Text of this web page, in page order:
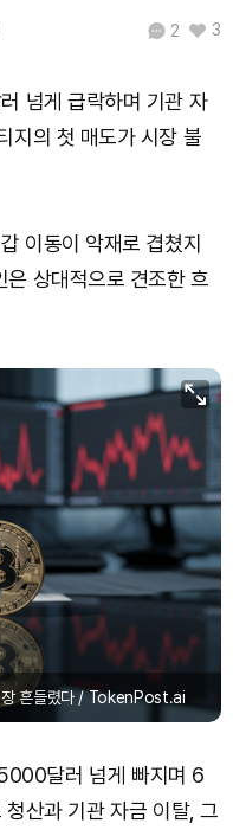
₩98.08(-1.39%)
2 3
넘게 급락하며 기관 자
지의 첫 매도가 시장 불
이동이 악재로 겹쳤지
은 상대적으로 견조한 흐
장 흔들렸다 / TokenPost.ai
달러 넘게 빠지며 6
산과 기관 자금 이탈, 그